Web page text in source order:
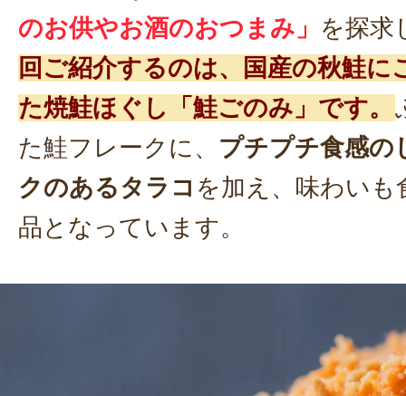
のお供やお酒のおつまみ」 を探求
回ご紹介するのは、国産の秋鮭に
た焼鮭ほぐし「鮭ごのみ」です。
た鮭フレークに、 プチプチ食感の
クのあるタラコ を加え、味わい
品となっています。